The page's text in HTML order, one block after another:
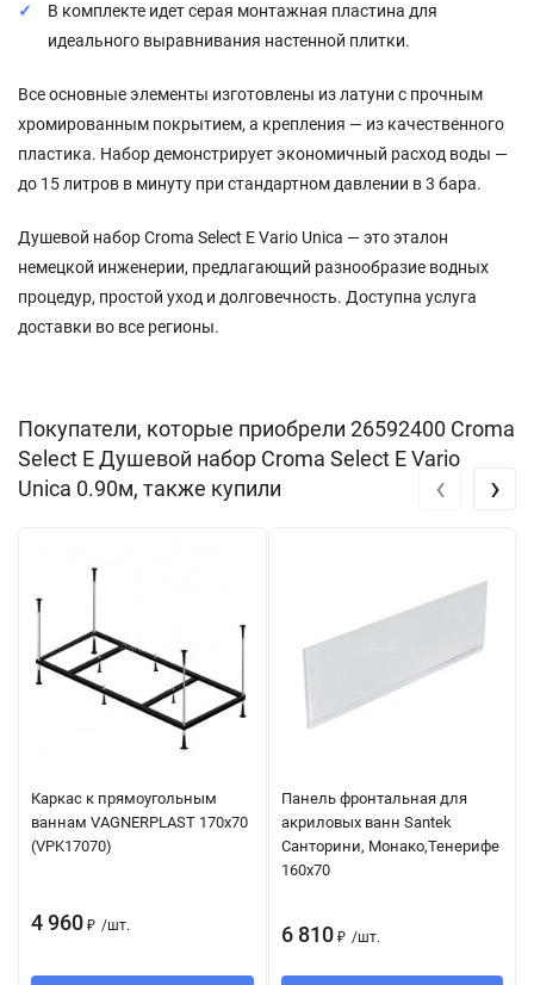
В комплекте идет серая монтажная пластина для
идеального выравнивания настенной плитки.
Все основные элементы изготовлены из латуни с прочным
хромированным покрытием, а крепления — из качественного
пластика. Набор демонстрирует экономичный расход воды —
до 15 литров в минуту при стандартном давлении в 3 бара.
Душевой набор Croma Select E Vario Unica — это эталон
немецкой инженерии, предлагающий разнообразие водных
процедур, простой уход и долговечность. Доступна услуга
доставки во все регионы.
Покупатели, которые приобрели 26592400 Croma
Select Е Душевой набор Croma Select E Vario
Unica 0.90м, также купили
Каркас к прямоугольным
ваннам VAGNERPLAST 170x70
(VPK17070)
4 960 ₽ /шт.
Панель фронтальная для
акриловых ванн Santek
Санторини, Монако,Тенерифе
160х70
6 810 ₽ /шт.
‹ ›